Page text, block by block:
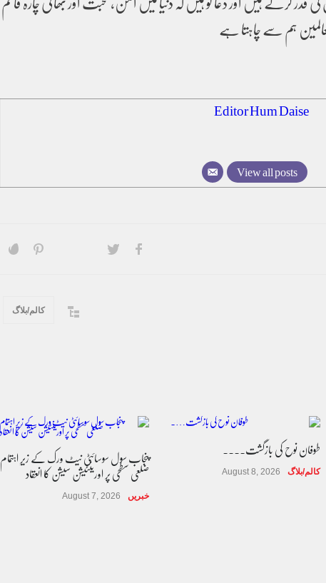
ہم سے چاہتا ہے
Editor Hum Daise
View all posts
کالم/بلاگ
پنجاب سول سوسائٹی نیٹ ورک کے زیرِ اہتمام
ضلعی سطحی پر اورینٹیشن سیشن کا انعقاد
خبریں August 7, 2026
طوفان نوح کی بازگشت....
کالم/بلاگ August 8, 2026
وڈیو کالم - کالم کار لائبہ زینب
ویڈیوز